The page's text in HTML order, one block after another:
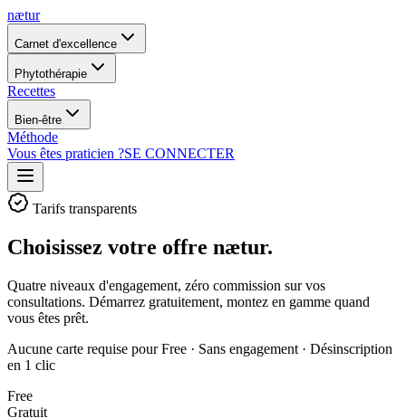
nætur
Carnet d'excellence
Phytothérapie
Recettes
Bien-être
Méthode
Vous êtes praticien ?SE CONNECTER
Tarifs transparents
Choisissez votre offre nætur.
Quatre niveaux d'engagement, zéro commission sur vos
consultations. Démarrez gratuitement, montez en gamme quand
vous êtes prêt.
Aucune carte requise pour Free · Sans engagement · Désinscription
en 1 clic
Free
Gratuit